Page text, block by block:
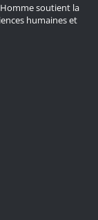
soutient la
humaines et